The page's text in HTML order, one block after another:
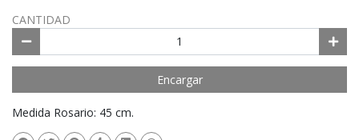
CANTIDAD
Encargar
Medida Rosario: 45 cm.